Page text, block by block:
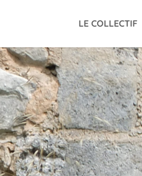
LE COLLECTIF